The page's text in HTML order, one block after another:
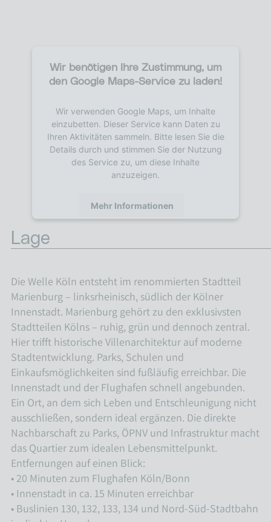
Wir benötigen Ihre Zustimmung, um
den Google Maps-Service zu laden!
Wir verwenden Google Maps, um Inhalte
einzubetten. Dieser Service kann Daten zu
Ihren Aktivitäten sammeln. Bitte lesen Sie die
Details durch und stimmen Sie der Nutzung
des Service zu, um diese Inhalte
anzuzeigen.
Mehr Informationen
Lage
Die Welle Köln entsteht im renommierten Stadtteil
Marienburg – linksrheinisch, südlich der Kölner
Innenstadt. Marienburg gehört zu den exklusivsten
Stadtteilen Kölns – ruhig, grün und dennoch zentral.
Hier trifft historische Villenarchitektur auf moderne
Stadtentwicklung. Parks, Schulen und
Einkaufsmöglichkeiten sind fußläufig erreichbar. Die
Innenstadt und der Flughafen schnell angebunden.
Ein Ort, an dem sich Leben und Entschleunigung nicht
ausschließen, sondern ideal ergänzen. Die direkte
Nachbarschaft zu Parks, ÖPNV und Infrastruktur macht
das Quartier zum idealen Lebensmittelpunkt.
Entfernungen auf einen Blick:
• 20 Minuten zum Flughafen Köln/Bonn
• Innenstadt in ca. 15 Minuten erreichbar
• Buslinien 130, 132, 133, 134 und Nord-Süd-Stadtbahn